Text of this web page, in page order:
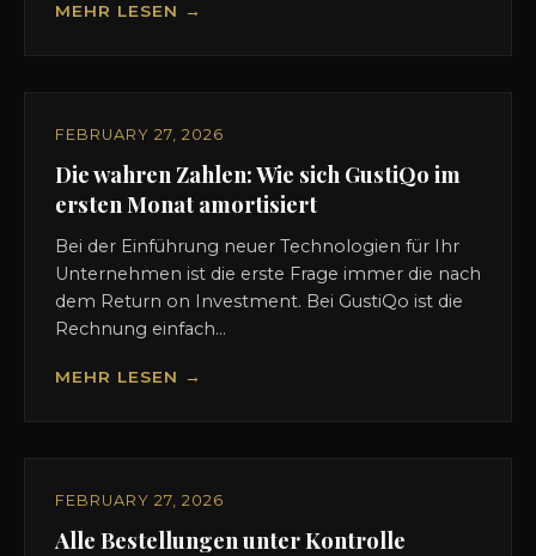
MEHR LESEN →
FEBRUARY 27, 2026
Die wahren Zahlen: Wie sich GustiQo im
ersten Monat amortisiert
Bei der Einführung neuer Technologien für Ihr
Unternehmen ist die erste Frage immer die nach
dem Return on Investment. Bei GustiQo ist die
Rechnung einfach...
MEHR LESEN →
FEBRUARY 27, 2026
Alle Bestellungen unter Kontrolle